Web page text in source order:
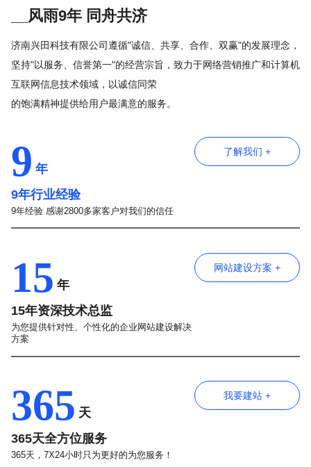
__风雨9年 同舟共济
济南兴田科技有限公司遵循"诚信、共享、合作、双赢"的发展理念，
坚持"以服务、信誉第一"的经营宗旨，致力于网络营销推广和计算机
互联网信息技术领域，以诚信同荣
的饱满精神提供给用户最满意的服务。
9 年
9年行业经验
9年经验 感谢2800多家客户对我们的信任
了解我们 +
15 年
15年资深技术总监
为您提供针对性、个性化的企业网站建设解决
方案
网站建设方案 +
365 天
365天全方位服务
365天，7X24小时只为更好的为您服务！
我要建站 +